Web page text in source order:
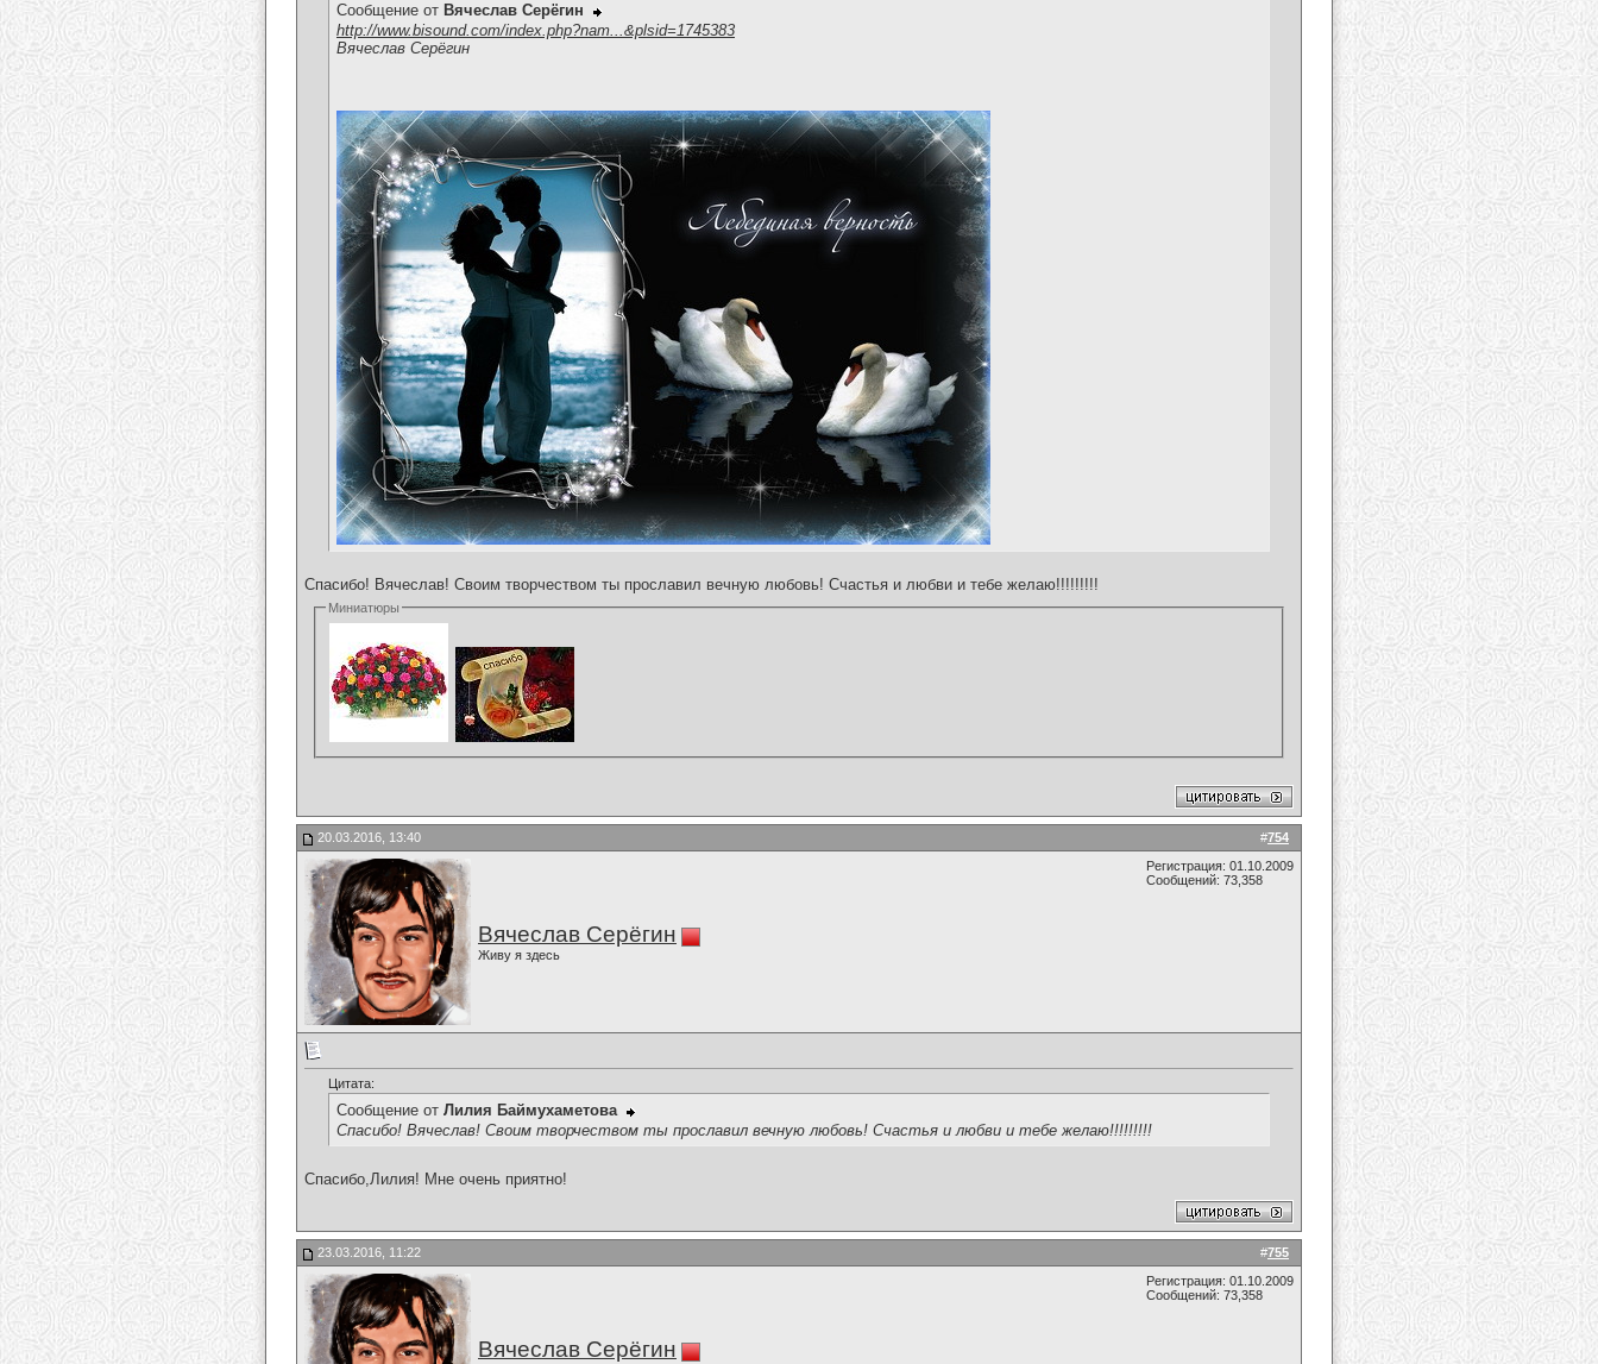
Сообщение от Вячеслав Серёгин
http://www.bisound.com/index.php?nam...&plsid=1745383
Вячеслав Серёгин
Спасибо! Вячеслав! Своим творчеством ты прославил вечную любовь! Счастья и любви и тебе желаю!!!!!!!!!
Миниатюры
#754
20.03.2016, 13:40
Вячеслав Серёгин
Живу я здесь
Регистрация: 01.10.2009
Сообщений: 73,358
Цитата:
Сообщение от Лилия Баймухаметова
Спасибо! Вячеслав! Своим творчеством ты прославил вечную любовь! Счастья и любви и тебе желаю!!!!!!!!!
Спасибо,Лилия! Мне очень приятно!
#755
23.03.2016, 11:22
Вячеслав Серёгин
Регистрация: 01.10.2009
Сообщений: 73,358